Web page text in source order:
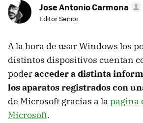
Jose Antonio Carmona
Editor Senior
A la hora de usar Windows los
distintos dispositivos cuentan
poderacceder a distinta
los aparatos registrados con
de Microsoft gracias a la pagina
Microsoft.